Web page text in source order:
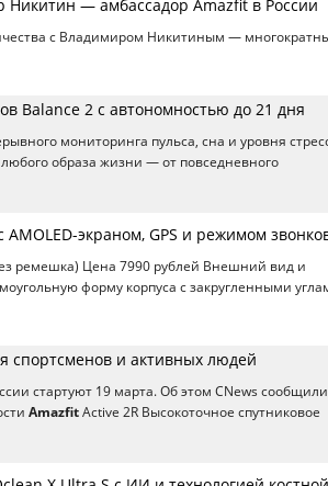
— амбассадор Amazfit в России
с Владимиром Никитиным —
Balance 2 с автономностью до 21 дня
мониторинга пульса, сна и уровня
образа жизни — от повседневного
экраном, GPS и режимом
ремешка) Цена 7990 рублей Внешний вид и
форму корпуса с закругленными
спортсменов и активных людей
стартуют 19 марта. Об этом CNews сообщили
Amazfit Active 2R Высокоточное спутниковое